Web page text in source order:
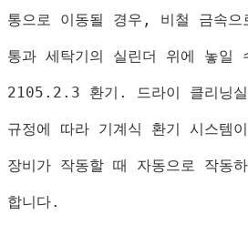
통으로 이동될 경우 , 비철 금속
통과 세탁기의 실린더 위에 놓일
2105.2.3 환기 . 드라이 클리닝
규정에 따라 기계식 환기 시스템
장비가 작동할 때 자동으로 작동
합니다.